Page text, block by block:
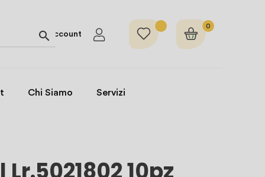
 Account
0
Chi Siamo Servizi